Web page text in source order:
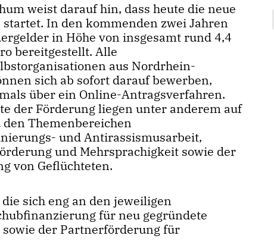
weist darauf hin, dass heute die neue
startet. In den kommenden zwei Jahren
in Höhe von insgesamt rund 4,4
bereitgestellt. Alle
aus Nordrhein-
sich ab sofort darauf bewerben,
über ein Online-Antragsverfahren.
der Förderung liegen unter anderem auf
Themenbereichen
und Antirassismusarbeit,
und Mehrsprachigkeit sowie der
von Geflüchteten.
sich eng an den jeweiligen
für neu gegründete
der Partnerförderung für